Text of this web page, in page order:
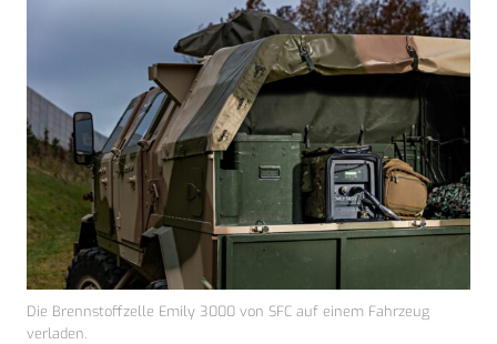
Die Brennstoffzelle Emily 3000 von SFC auf einem Fahrzeug
verladen.